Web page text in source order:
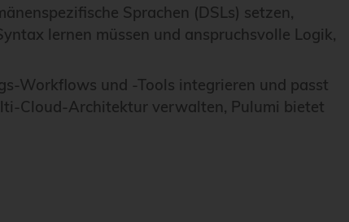
Sprachen (DSLs) setzen,
lernen müssen und anspruchsvolle Logik,
Workflows und -Tools integrieren und passt
Cloud-Architektur verwalten, Pulumi bietet